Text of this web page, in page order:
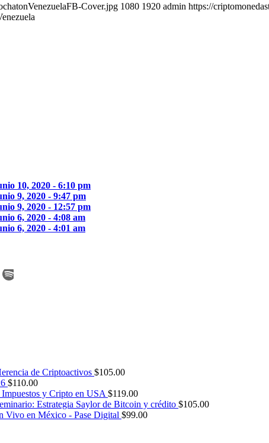
Cover.jpg 1080 1920 admin https://
10, 2020 - 6:10 pm
9, 2020 - 9:47 pm
9, 2020 - 12:57 pm
6, 2020 - 4:08 am
6, 2020 - 4:01 am
de Criptoactivos $105.00
$110.00
Impuestos y Cripto en USA $119.00
Estrategia Saylor de Bitcoin y crédito $105.00
Vivo en México - Pase Digital $99.00